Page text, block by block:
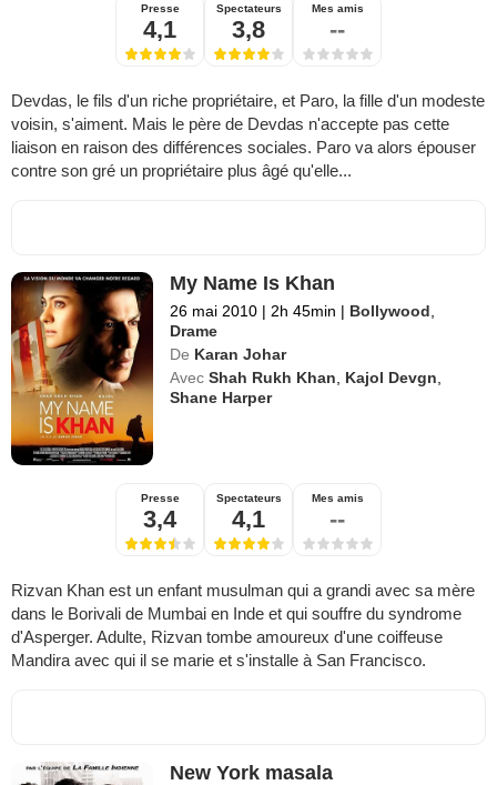
Presse
4,1
Spectateurs
3,8
Mes amis
--
Devdas, le fils d'un riche propriétaire, et Paro, la fille d'un modeste
voisin, s'aiment. Mais le père de Devdas n'accepte pas cette
liaison en raison des différences sociales. Paro va alors épouser
contre son gré un propriétaire plus âgé qu'elle...
My Name Is Khan
26 mai 2010 | 2h 45min | Bollywood
Drame
De Karan Johar
Avec Shah Rukh Khan Kajol Devgn
Shane Harper
Presse
3,4
Spectateurs
4,1
Mes amis
--
Rizvan Khan est un enfant musulman qui a grandi avec sa mère
dans le Borivali de Mumbai en Inde et qui souffre du syndrome
d'Asperger. Adulte, Rizvan tombe amoureux d'une coiffeuse
Mandira avec qui il se marie et s'installe à San Francisco.
New York masala